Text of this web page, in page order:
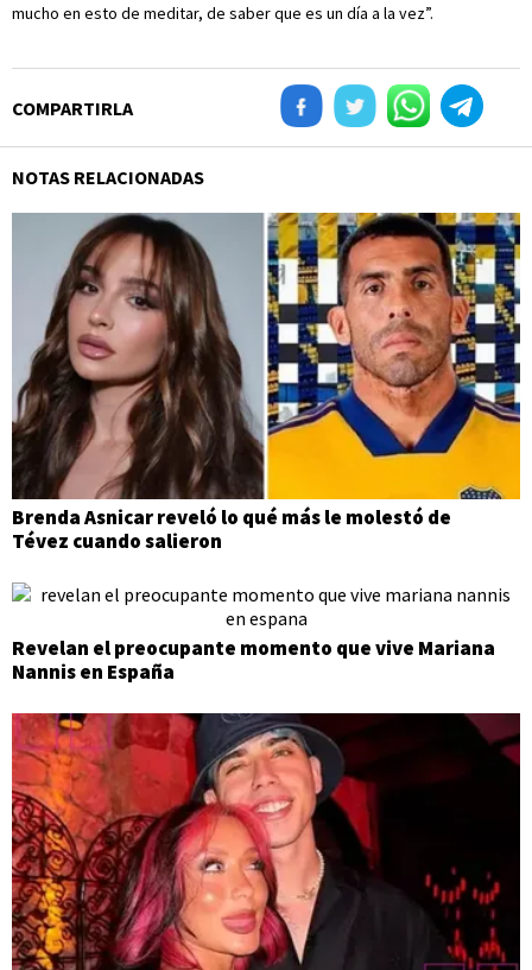
mucho en esto de meditar, de saber que es un día a la vez”.
COMPARTIRLA
NOTAS RELACIONADAS
Brenda Asnicar reveló lo qué más le molestó de
Tévez cuando salieron
Revelan el preocupante momento que vive Mariana
Nannis en España